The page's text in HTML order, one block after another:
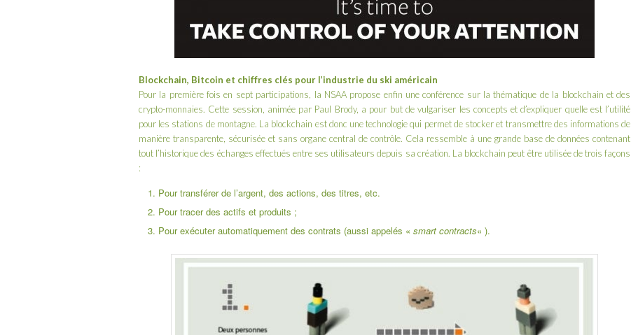
Blockchain, Bitcoin et chiffres clés pour l’industrie du ski américain
Pour la première fois en sept participations, la NSAA propose enfin une conférence sur la thématique de la blockchain et des
crypto-monnaies. Cette session, animée par Paul Brody, a pour but de vulgariser les concepts et d’expliquer quelle est l’utilité
pour les stations de montagne. La blockchain est donc une technologie qui permet de stocker et transmettre des informations de
manière transparente, sécurisée et sans organe central de contrôle. Cela ressemble à une grande base de données contenant
tout l’historique des échanges effectués entre ses utilisateurs depuis sa création. La blockchain peut être utilisée de trois façons
:
Pour transférer de l’argent, des actions, des titres, etc.
Pour tracer des actifs et produits ;
Pour exécuter automatiquement des contrats (aussi appelés « smart contracts« ).